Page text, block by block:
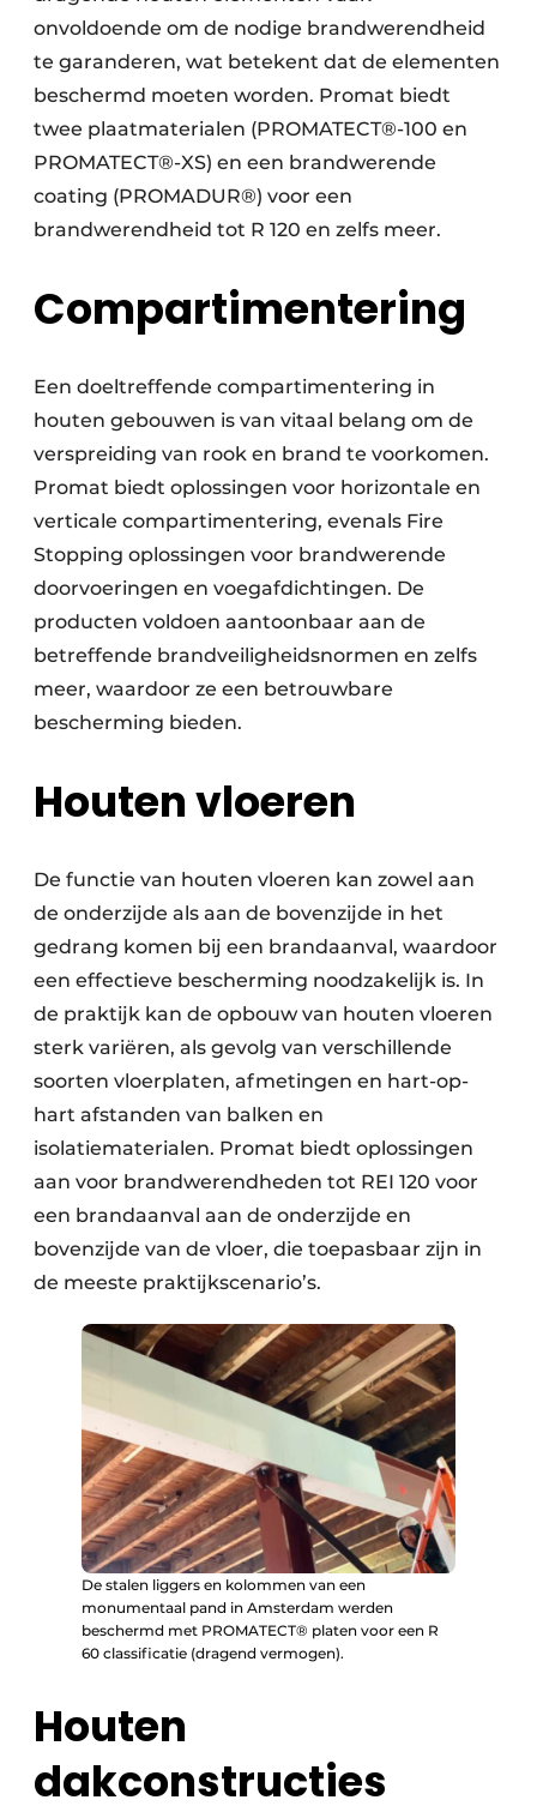
onvoldoende om de nodige brandwerendheid
te garanderen, wat betekent dat de elementen
beschermd moeten worden. Promat biedt
twee plaatmaterialen (PROMATECT®-100 en
PROMATECT®-XS) en een brandwerende
coating (PROMADUR®) voor een
brandwerendheid tot R 120 en zelfs meer.
Compartimentering
Een doeltreffende compartimentering in
houten gebouwen is van vitaal belang om de
verspreiding van rook en brand te voorkomen.
Promat biedt oplossingen voor horizontale en
verticale compartimentering, evenals Fire
Stopping oplossingen voor brandwerende
doorvoeringen en voegafdichtingen. De
producten voldoen aantoonbaar aan de
betreffende brandveiligheidsnormen en zelfs
meer, waardoor ze een betrouwbare
bescherming bieden.
Houten vloeren
De functie van houten vloeren kan zowel aan
de onderzijde als aan de bovenzijde in het
gedrang komen bij een brandaanval, waardoor
een effectieve bescherming noodzakelijk is. In
de praktijk kan de opbouw van houten vloeren
sterk variëren, als gevolg van verschillende
soorten vloerplaten, afmetingen en hart-op-
hart afstanden van balken en
isolatiematerialen. Promat biedt oplossingen
aan voor brandwerendheden tot REI 120 voor
een brandaanval aan de onderzijde en
bovenzijde van de vloer, die toepasbaar zijn in
de meeste praktijkscenario’s.
De stalen liggers en kolommen van een
monumentaal pand in Amsterdam werden
beschermd met PROMATECT® platen voor een R
60 classificatie (dragend vermogen).
Houten
dakconstructies